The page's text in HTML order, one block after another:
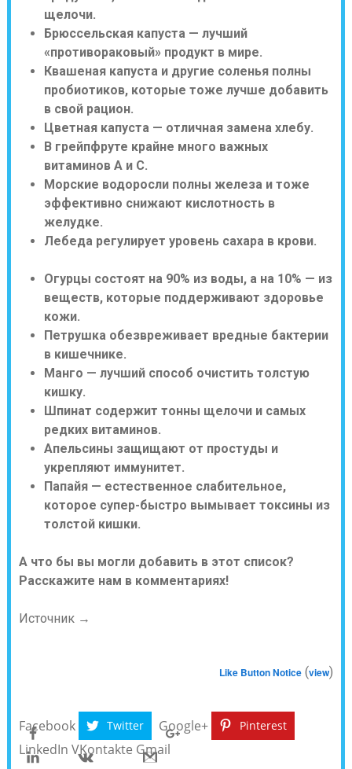
щелочи.
Брюссельская капуста — лучший
«противораковый» продукт в мире.
Квашеная капуста и другие соленья полны
пробиотиков, которые тоже лучше добавить
в свой рацион.
Цветная капуста — отличная замена хлебу.
В грейпфруте крайне много важных
витаминов А и С.
Морские водоросли полны железа и тоже
эффективно снижают кислотность в
желудке.
Лебеда регулирует уровень сахара в крови.
Огурцы состоят на 90% из воды, а на 10% — из
веществ, которые поддерживают здоровье
кожи.
Петрушка обезвреживает вредные бактерии
в кишечнике.
Манго — лучший способ очистить толстую
кишку.
Шпинат содержит тонны щелочи и самых
редких витаминов.
Апельсины защищают от простуды и
укрепляют иммунитет.
Папайя — естественное слабительное,
которое супер-быстро вымывает токсины из
толстой кишки.
А что бы вы могли добавить в этот список?
Расскажите нам в комментариях!
Источник →
Like Button Notice (view)
Facebook Twitter Google+ Pinterest
LinkedIn VKontakte Gmail